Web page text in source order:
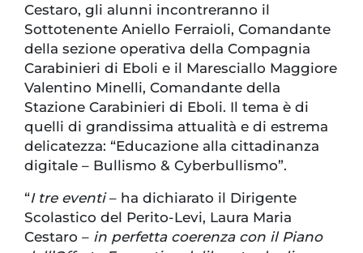
Cestaro, gli alunni incontreranno il
Sottotenente Aniello Ferraioli, Comandante
della sezione operativa della Compagnia
Carabinieri di Eboli e il Maresciallo Maggiore
Valentino Minelli, Comandante della
Stazione Carabinieri di Eboli. Il tema è di
quelli di grandissima attualità e di estrema
delicatezza: “Educazione alla cittadinanza
digitale – Bullismo & Cyberbullismo”.
“I tre eventi– ha dichiarato il Dirigente
Scolastico del Perito-Levi, Laura Maria
Cestaro – in perfetta coerenza con il Piano